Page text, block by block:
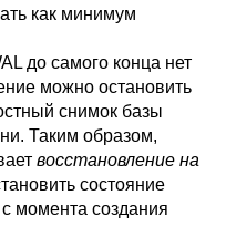
как минимум
до самого конца нет
можно остановить
снимок базы
Таким образом,
восстановление на
состояние
момента создания